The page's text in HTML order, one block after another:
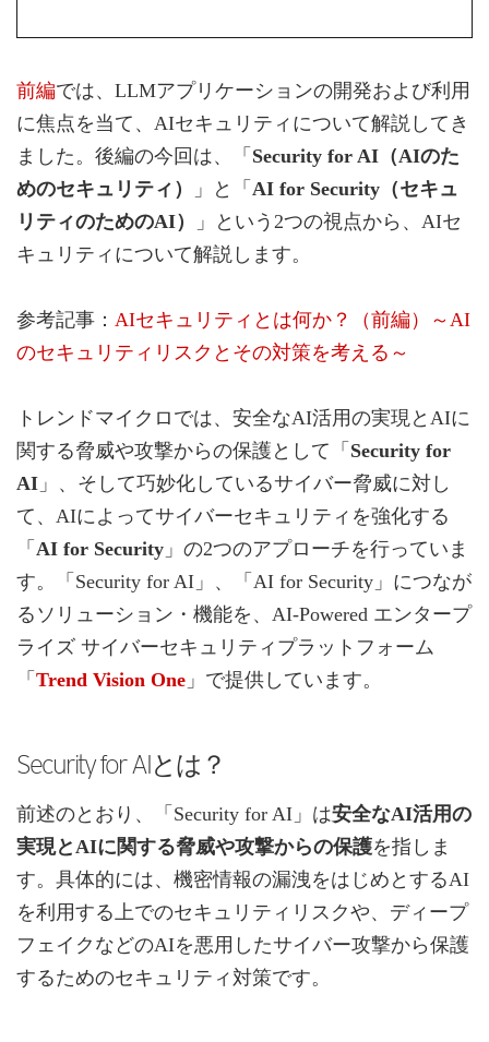
前編では、LLMアプリケーションの開発および利用
に焦点を当て、AIセキュリティについて解説してき
ました。後編の今回は、「 Security for AI（AIのた
めのセキュリティ）
」と「 AI for Security（セキュ
リティのためのAI）
」という2つの視点から、AIセ
キュリティについて解説します。
参考記事： AIセキュリティとは何か？（前編）～AI
のセキュリティリスクとその対策を考える～
トレンドマイクロでは、安全なAI活用の実現とAIに
関する脅威や攻撃からの保護として「 Security for
AI 」、そして巧妙化しているサイバー脅威に対し
て、AIによってサイバーセキュリティを強化する
「 AI for Security 」の2つのアプローチを行っていま
す。「Security for AI」、「AI for Security」につなが
るソリューション・機能を、AI-Powered エンタープ
ライズ サイバーセキュリティプラットフォーム
「 Trend Vision One 」で提供しています。
Security for AIとは？
前述のとおり、「Security for AI」は安全なAI活用の
実現とAIに関する脅威や攻撃からの保護を指しま
す。具体的には、機密情報の漏洩をはじめとするAI
を利用する上でのセキュリティリスクや、ディープ
フェイクなどのAIを悪用したサイバー攻撃から保護
するためのセキュリティ対策です。